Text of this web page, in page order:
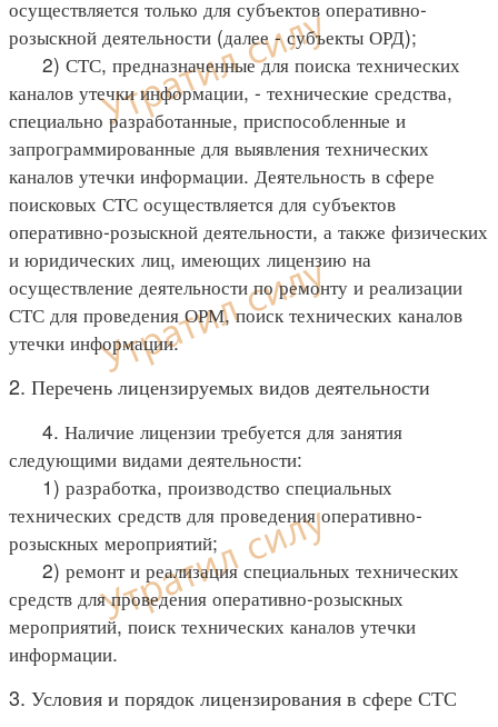
осуществляется только для субъектов оперативно-
розыскной деятельности (далее - субъекты ОРД);
2) СТС, предназначенные для поиска технических
каналов утечки информации, - технические средства,
специально разработанные, приспособленные и
запрограммированные для выявления технических
каналов утечки информации. Деятельность в сфере
поисковых СТС осуществляется для субъектов
оперативно-розыскной деятельности, а также физических
и юридических лиц, имеющих лицензию на
осуществление деятельности по ремонту и реализации
СТС для проведения ОРМ, поиск технических каналов
утечки информации.
2. Перечень лицензируемых видов деятельности
4. Наличие лицензии требуется для занятия
следующими видами деятельности:
1) разработка, производство специальных
технических средств для проведения оперативно-
розыскных мероприятий;
2) ремонт и реализация специальных технических
средств для проведения оперативно-розыскных
мероприятий, поиск технических каналов утечки
информации.
3. Условия и порядок лицензирования в сфере СТС